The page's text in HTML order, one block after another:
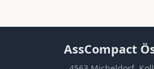
AssCompact